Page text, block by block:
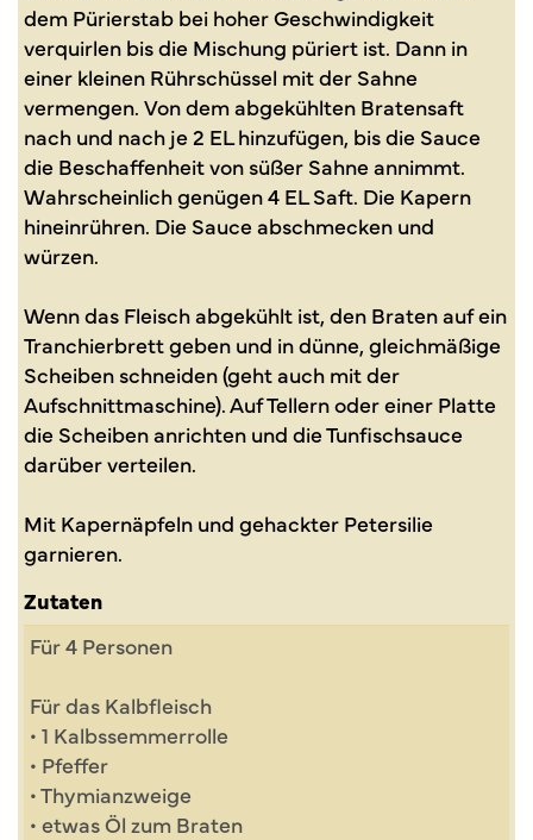
dem Pürierstab bei hoher Geschwindigkeit
verquirlen bis die Mischung püriert ist. Dann in
einer kleinen Rührschüssel mit der Sahne
vermengen. Von dem abgekühlten Bratensaft
nach und nach je 2 EL hinzufügen, bis die Sauce
die Beschaffenheit von süßer Sahne annimmt.
Wahrscheinlich genügen 4 EL Saft. Die Kapern
hineinrühren. Die Sauce abschmecken und
würzen.
Wenn das Fleisch abgekühlt ist, den Braten auf ein
Tranchierbrett geben und in dünne, gleichmäßige
Scheiben schneiden (geht auch mit der
Aufschnittmaschine). Auf Tellern oder einer Platte
die Scheiben anrichten und die Tunfischsauce
darüber verteilen.
Mit Kapernäpfeln und gehackter Petersilie
garnieren.
Zutaten
Für 4 Personen
Für das Kalbfleisch
• 1 Kalbssemmerrolle
• Pfeffer
• Thymianzweige
• etwas Öl zum Braten